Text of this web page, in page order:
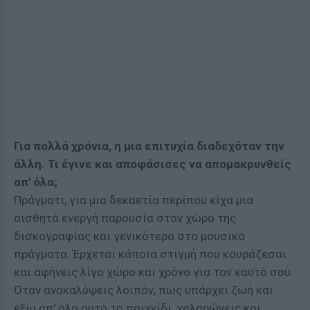
Για πολλά χρόνια, η μια επιτυχία διαδεχόταν την
άλλη. Τι έγινε και αποφάσισες να απομακρυνθείς
απ' όλα;
Πράγματι, για μια δεκαετία περίπου είχα μια
αισθητά ενεργή παρουσία στον χώρο της
δισκογραφίας και γενικότερα στα μουσικά
πράγματα. Έρχεται κάποια στιγμή που κουράζεσαι
και αφήνεις λίγο χώρο και χρόνο για τον εαυτό σου.
Όταν ανακαλύψεις λοιπόν, πως υπάρχει ζωή και